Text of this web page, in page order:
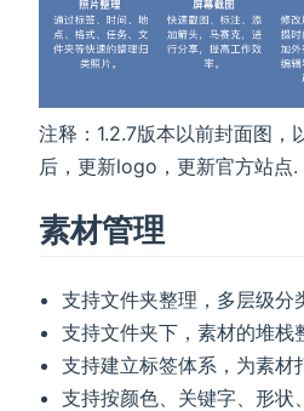
注释：1.2.7版本以前封面图，
后，更新logo，更新官方站点.
素材管理
支持文件夹整理，多层级分
支持文件夹下，素材的堆栈
支持建立标签体系，为素材
支持按颜色、关键字、形状